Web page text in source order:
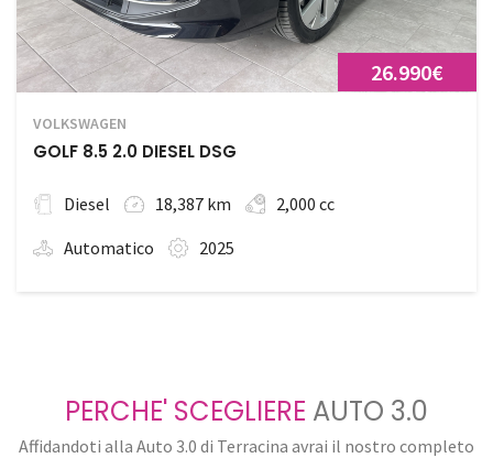
26.990€
VOLKSWAGEN
GOLF 8.5 2.0 DIESEL DSG
Diesel 18,387 km
2,000 cc
Automatico
2025
PERCHE' SCEGLIERE AUTO 3.0
Affidandoti alla Auto 3.0 di Terracina avrai il nostro completo